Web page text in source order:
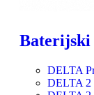
Baterijski
DELTA
DELTA 2